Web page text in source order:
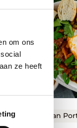
om ons
ze heeft
De Smaak van
Portugese
doperwten
met
gepocheerde
eieren